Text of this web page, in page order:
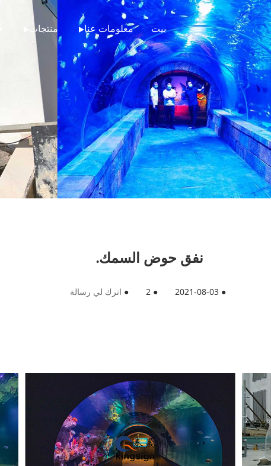
بيت معلومات عنا منتجات
نفق حوض السمك.
●
2021-08-03
●
2
● اترك لي رسالة